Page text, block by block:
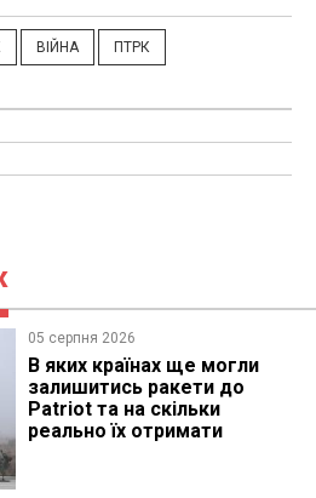
ВІЙНА ПТРК
05 серпня 2026
В яких країнах ще могли
залишитись ракети до
Patriot та на скільки
реально їх отримати